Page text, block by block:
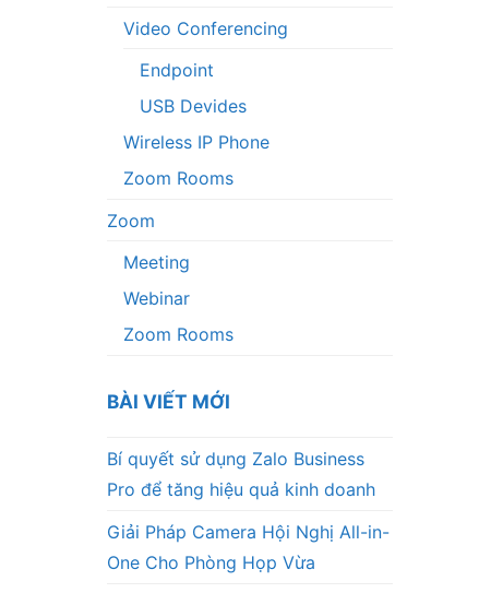
Video Conferencing
Endpoint
USB Devides
Wireless IP Phone
Zoom Rooms
Zoom
Meeting
Webinar
Zoom Rooms
BÀI VIẾT MỚI
Bí quyết sử dụng Zalo Business
Pro để tăng hiệu quả kinh doanh
Giải Pháp Camera Hội Nghị All-in-
One Cho Phòng Họp Vừa